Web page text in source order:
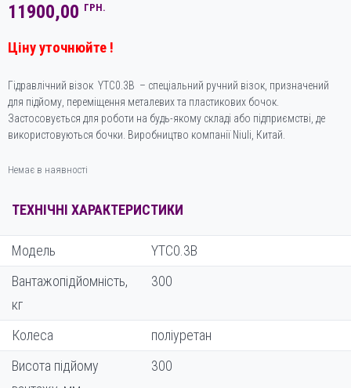
11900,00 ГРН.
Ціну уточнюйте !
Гідравлічний візок YTC0.3B – спеціальний ручний візок, призначений
для підйому, переміщення металевих та пластикових бочок.
Застосовується для роботи на будь-якому складі або підприємстві, де
використовуються бочки. Виробництво компанії Niuli, Китай.
Немає в наявності
ТЕХНІЧНІ ХАРАКТЕРИСТИКИ
Модель
YTC0.3B
Вантажопідйомність,
кг
300
Колеса
поліуретан
Висота підйому
300